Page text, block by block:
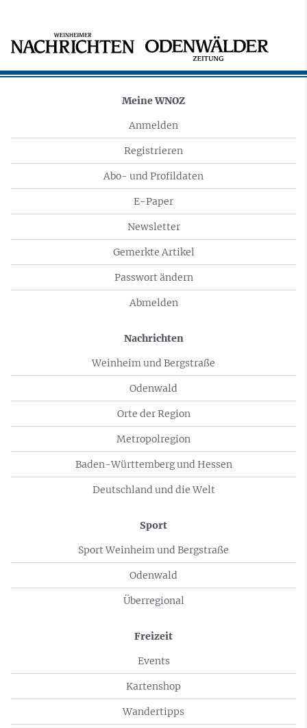
Meine WNOZ
Anmelden
Registrieren
Abo- und Profildaten
E-Paper
Newsletter
Gemerkte Artikel
Passwort ändern
Abmelden
Nachrichten
Weinheim und Bergstraße
Odenwald
Orte der Region
Metropolregion
Baden-Württemberg und Hessen
Deutschland und die Welt
Sport
Sport Weinheim und Bergstraße
Odenwald
Überregional
Freizeit
Events
Kartenshop
Wandertipps